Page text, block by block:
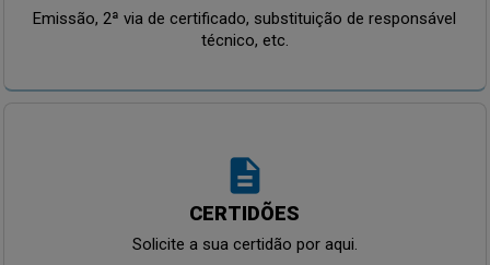
Emissão, 2ª via de certificado, substituição de responsável
técnico, etc.
description
CERTIDÕES
Solicite a sua certidão por aqui.